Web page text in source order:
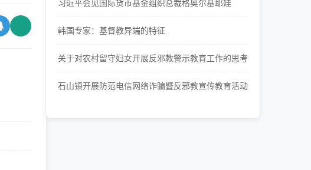
习近平会见国际货币基金组织总裁格奥尔基耶娃
韩国专家：基督教异端的特征
关于对农村留守妇女开展反邪教警示教育工作的思考
石山镇开展防范电信网络诈骗暨反邪教宣传教育活动